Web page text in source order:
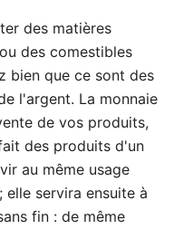
des matières
des comestibles
bien que ce sont des
l'argent. La monnaie
de vos produits,
des produits d'un
au même usage
servira ensuite à
fin : de même